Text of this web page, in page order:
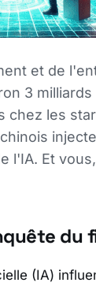
et de
3
chez les
l'IA. Et
du
(IA)